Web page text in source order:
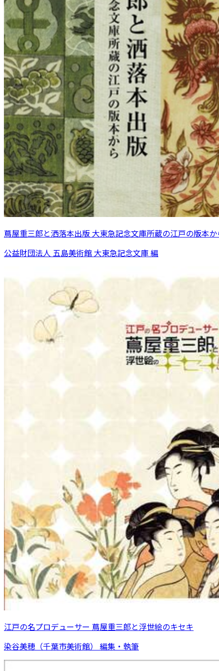
蔦屋重三郎と洒落本出版 大東急記念文庫所蔵の江戸の版本
公益財団法人 五島美術館 大東急記念文庫 編
江戸の名プロデューサー 蔦屋重三郎と浮世絵のキセキ
染谷美穂（千葉市美術館） 編集・執筆